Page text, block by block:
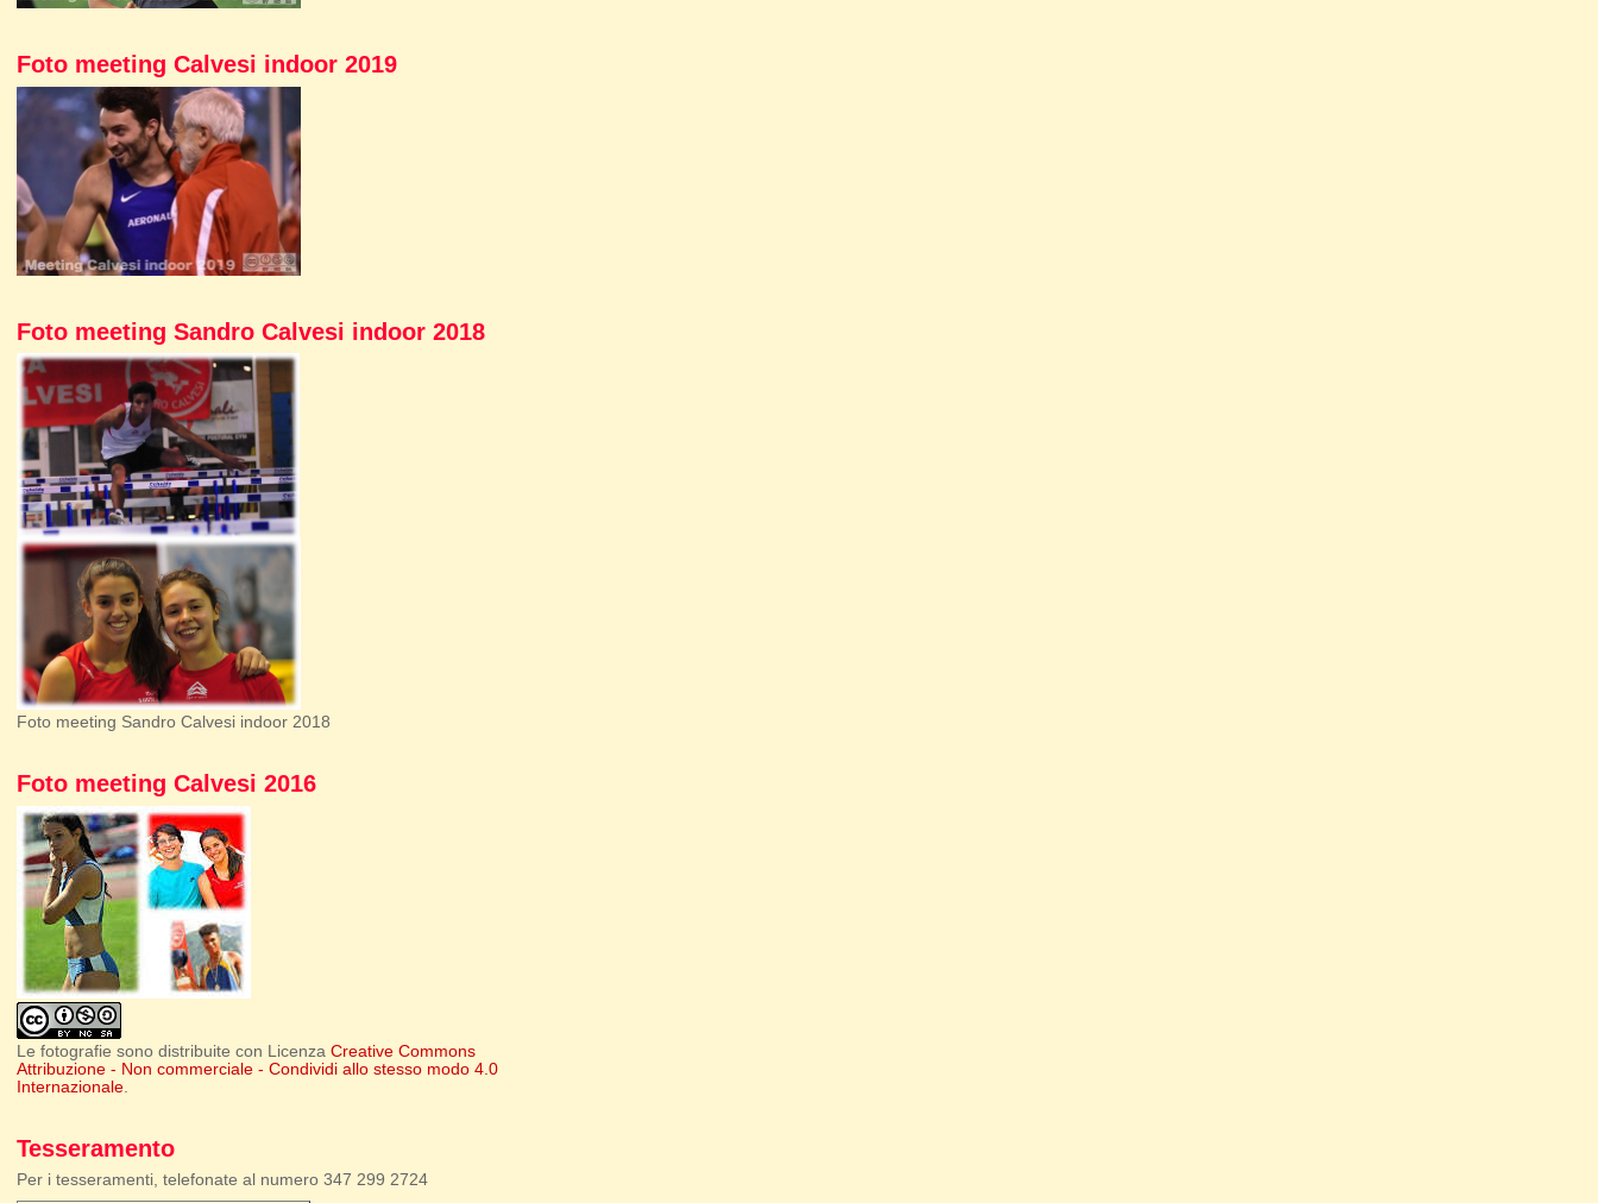
Foto meeting Calvesi indoor 2019
Foto meeting Sandro Calvesi indoor 2018
Foto meeting Sandro Calvesi indoor 2018
Foto meeting Calvesi 2016
Le fotografie sono distribuite con LicenzaCreative Commons
Attribuzione - Non commerciale - Condividi allo stesso modo 4.0
Internazionale.
Tesseramento
Per i tesseramenti, telefonate al numero 347 299 2724